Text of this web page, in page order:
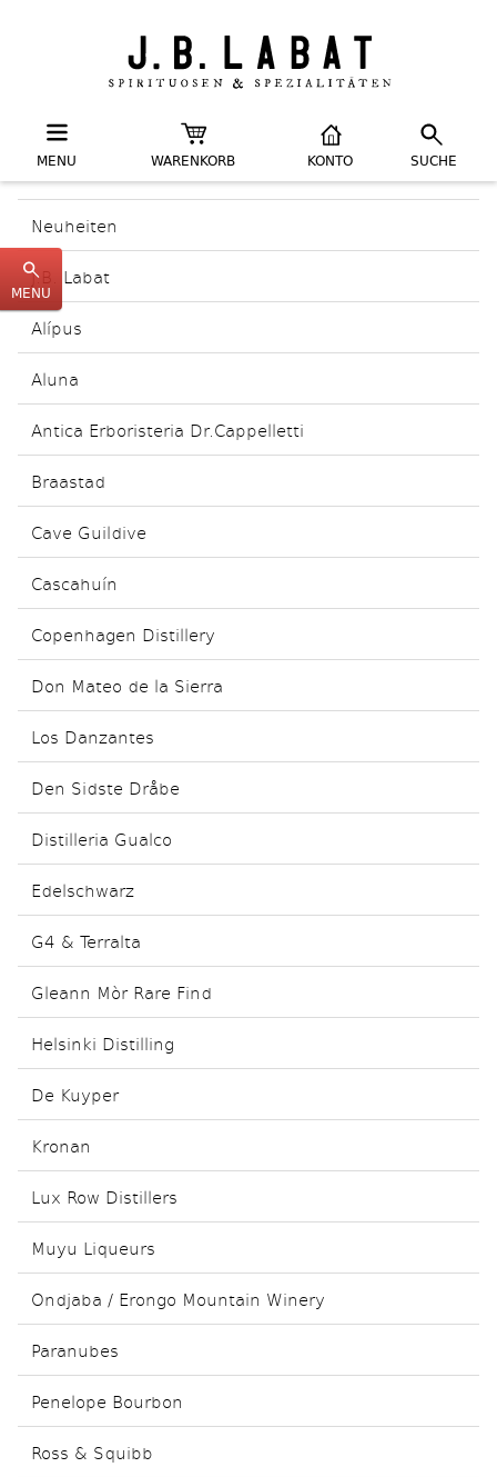
MENU WARENKORB KONTO SUCHE
Neuheiten
J.B. Labat
Alípus
Aluna
Antica Erboristeria Dr.Cappelletti
Braastad
Cave Guildive
Cascahuín
Copenhagen Distillery
Don Mateo de la Sierra
Los Danzantes
Den Sidste Dråbe
Distilleria Gualco
Edelschwarz
G4 & Terralta
Gleann Mòr Rare Find
Helsinki Distilling
De Kuyper
Kronan
Lux Row Distillers
Muyu Liqueurs
Ondjaba / Erongo Mountain Winery
Paranubes
Penelope Bourbon
Ross & Squibb
MENU